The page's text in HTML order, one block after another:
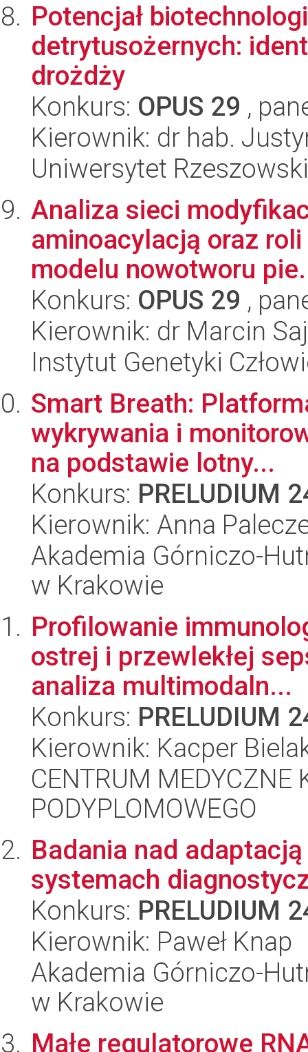
Potencjał
detrytusożernych:
drożdży
Konkurs: OPUS 29 ,
Kierownik: dr hab.
Uniwersytet Rzeszowski
Analiza sieci
aminoacylacją oraz
modelu nowotworu
Konkurs: OPUS 29 ,
Kierownik: dr Marcin
Instytut Genetyki
Smart Breath:
wykrywania i
na podstawie lotny...
Konkurs: PRELUDIUM
Kierownik: Anna
Akademia Górniczo-
w Krakowie
Profilowanie
ostrej i przewlekłej
analiza multimodaln...
Konkurs: PRELUDIUM
Kierownik: Kacper
CENTRUM MEDYCZNE
PODYPLOMOWEGO
Badania nad
systemach
Konkurs: PRELUDIUM
Kierownik: Paweł Knap
Akademia Górniczo-
w Krakowie
Małe regulatorowe